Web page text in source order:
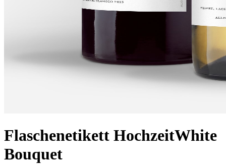
Flaschenetikett HochzeitWhite
Bouquet